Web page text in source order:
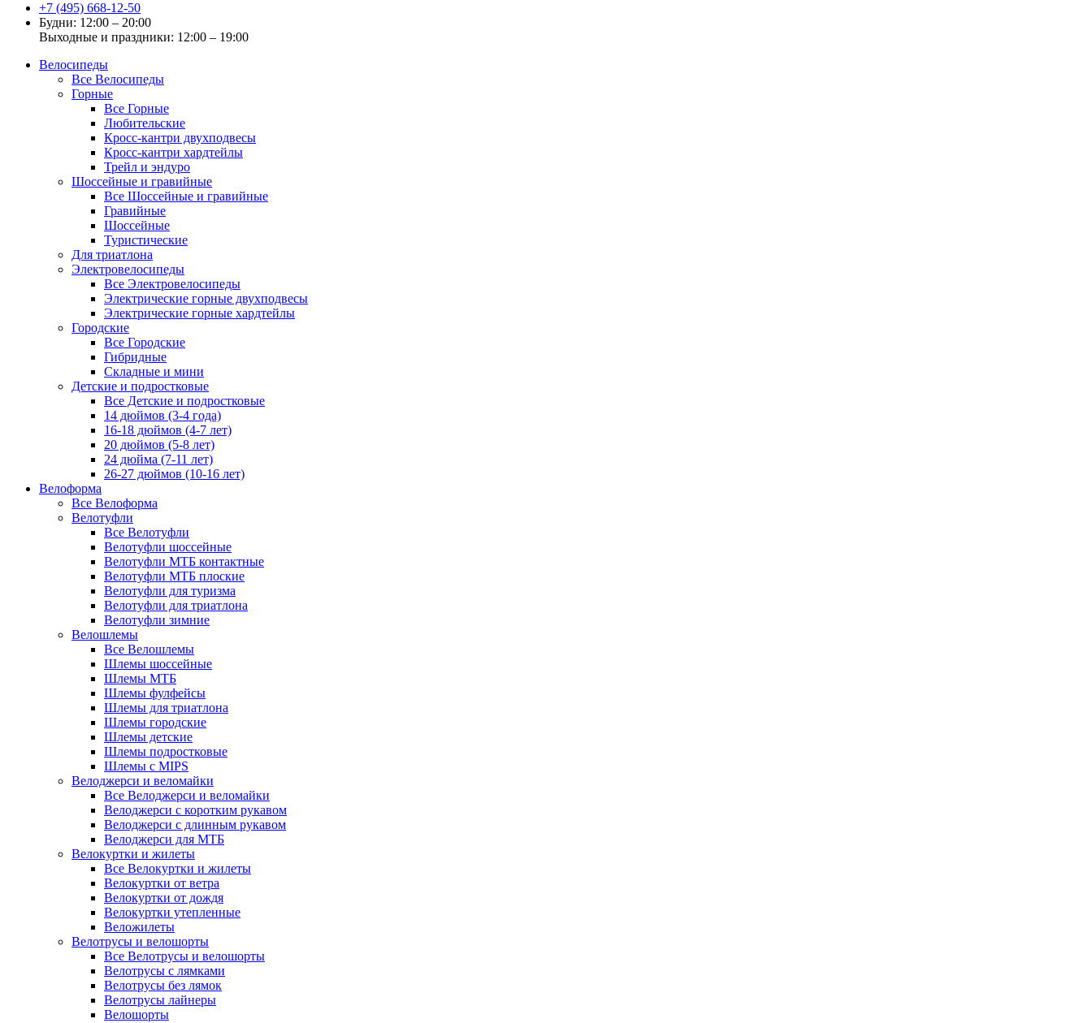
+7 (495) 668-12-50
Будни: 12:00 – 20:00
Выходные и праздники: 12:00 – 19:00
Велосипеды
Все Велосипеды
Горные
Все Горные
Любительские
Кросс-кантри двухподвесы
Кросс-кантри хардтейлы
Трейл и эндуро
Шоссейные и гравийные
Все Шоссейные и гравийные
Гравийные
Шоссейные
Туристические
Для триатлона
Электровелосипеды
Все Электровелосипеды
Электрические горные двухподвесы
Электрические горные хардтейлы
Городские
Все Городские
Гибридные
Складные и мини
Детские и подростковые
Все Детские и подростковые
14 дюймов (3-4 года)
16-18 дюймов (4-7 лет)
20 дюймов (5-8 лет)
24 дюйма (7-11 лет)
26-27 дюймов (10-16 лет)
Велоформа
Все Велоформа
Велотуфли
Все Велотуфли
Велотуфли шоссейные
Велотуфли МТБ контактные
Велотуфли МТБ плоские
Велотуфли для туризма
Велотуфли для триатлона
Велотуфли зимние
Велошлемы
Все Велошлемы
Шлемы шоссейные
Шлемы МТБ
Шлемы фулфейсы
Шлемы для триатлона
Шлемы городские
Шлемы детские
Шлемы подростковые
Шлемы с MIPS
Велоджерси и веломайки
Все Велоджерси и веломайки
Велоджерси с коротким рукавом
Велоджерси с длинным рукавом
Велоджерси для МТБ
Велокуртки и жилеты
Все Велокуртки и жилеты
Велокуртки от ветра
Велокуртки от дождя
Велокуртки утепленные
Веложилеты
Велотрусы и велошорты
Все Велотрусы и велошорты
Велотрусы с лямками
Велотрусы без лямок
Велотрусы лайнеры
Велошорты